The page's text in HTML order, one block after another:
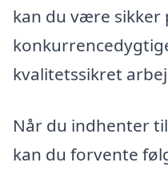
kan du være sikker
kvalitetssikret
Når du indhenter
kan du forvente